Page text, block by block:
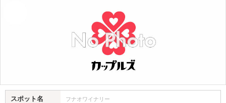
スポット名 フナオワイナリー